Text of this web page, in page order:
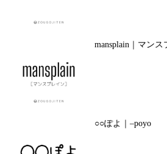
mansplain｜マンス
○○ぽよ｜–poyo